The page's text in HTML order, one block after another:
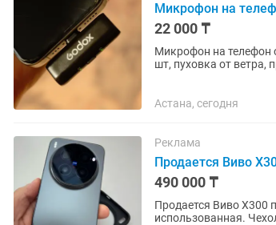
Микрофон на
22 000 ₸
Микрофон на телефон
шт, пуховка от ветра, провод
Астана, сегодня
Реклама
Продается Виво
490 000 ₸
Продается Виво Х300
использованная.